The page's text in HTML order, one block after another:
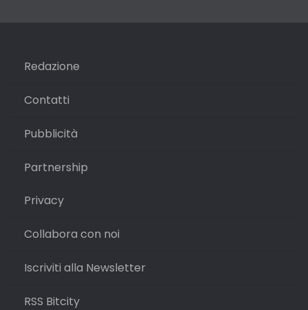
Redazione
Contatti
Pubblicità
Partnership
Privacy
Collabora con noi
Iscriviti alla Newsletter
RSS Bitcity